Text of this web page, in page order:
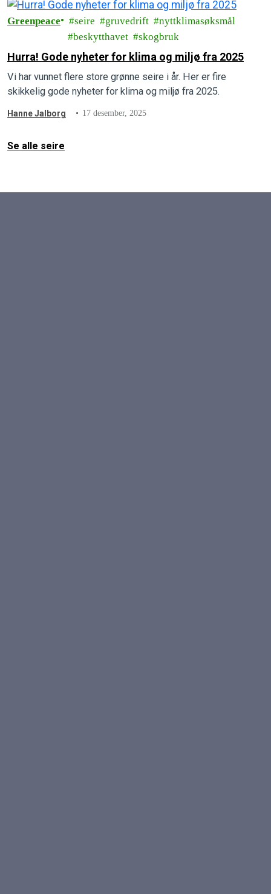
Greenpeace seire gruvedrift
nyttklimasøksmål
beskytthavet
skogbruk
Hurra! Gode nyheter for klima og miljø fra 2025
Vi har vunnet flere store grønne seire i år. Her er fire
skikkelig gode nyheter for klima og miljø fra 2025.
Hanne Jalborg 17 desember, 2025
Se alle seire